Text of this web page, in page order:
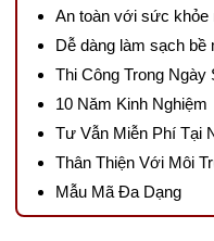
An toàn với sức
Dễ dàng làm sạch
Thi Công Trong Ngày
10 Năm Kinh Nghiệm
Tư Vẫn Miễn Phí Tại
Thân Thiện Với Môi
Mẫu Mã Đa Dạng